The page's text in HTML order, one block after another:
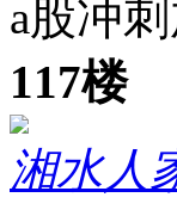
a股冲刺
117楼
湘水人